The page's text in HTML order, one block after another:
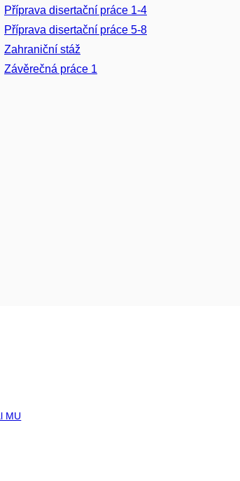
Příprava disertační práce 1-4
Příprava disertační práce 5-8
Zahraniční stáž
Závěrečná práce 1
MU